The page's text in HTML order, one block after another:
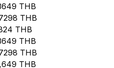
THB
THB
THB
THB
THB
THB